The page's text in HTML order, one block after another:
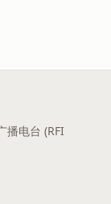
播电台 (RFI